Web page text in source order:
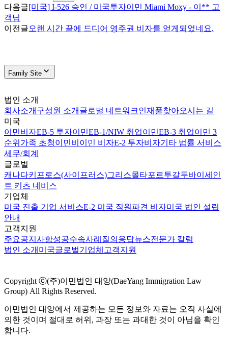
다음글[미국] I-526 승인 / 미국투자이민 Miami Moxy - 이** 고
객님
이전글오랜 시간 끝에 드디어 영주권 비자를 얻게되었네요.
Family Site
법인 소개
회사소개 구성원 소개 글로벌 네트워크인재풀찾아오시는 길
미국
이민비자EB-5 투자이민EB-1/NIW 취업이민EB-3 취업이민 3
순위 가족 초청이민비이민 비자E-2 투자비자기타 법률 서비스
세무/회계
글로벌
캐나다키프로스(사이프러스)그리스몰타포르투갈두바이 세인
트 키츠 네비스
기업체
미국 진출 기업 서비스E-2 미국 직원파견 비자미국 법인 설립
안내
고객지원
주요공지사항성공수속사례 질의응답뉴스전문가 칼럼
법인 소개 미국글로벌기업체 고객지원
Copyright ⓒ(주)이민법인 대양(DaeYang Immigration Law
Group) All Rights Reserved.
이민법인 대양에서 제공하는 모든 정보와 자료는 오직 사실에
의한 것이며 절대로 허위, 과장 또는 과대한 것이 아님을 확인
합니다.